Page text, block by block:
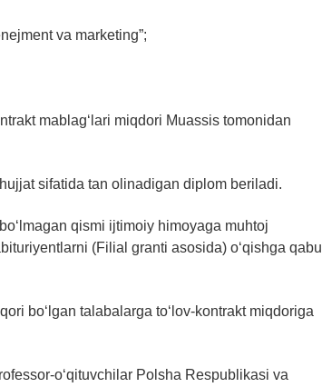
va marketing”;
mablag‘lari miqdori Muassis tomonidan
sifatida tan olinadigan diplom beriladi.
qismi ijtimoiy himoyaga muhtoj
(Filial granti asosida) o‘qishga qabul
bo‘lgan talabalarga to‘lov-kontrakt miqdoriga
o‘qituvchilar Polsha Respublikasi va